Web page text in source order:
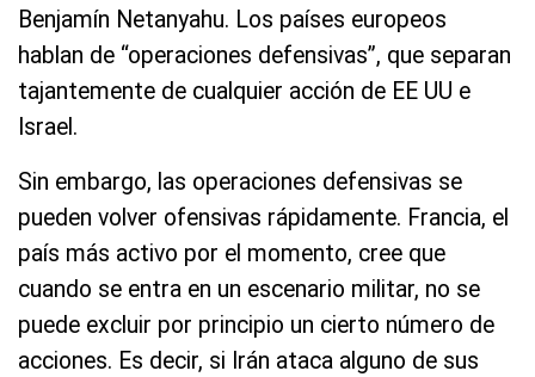
Benjamín Netanyahu. Los países europeos
hablan de “operaciones defensivas”, que separan
tajantemente de cualquier acción de EE UU e
Israel.
Sin embargo, las operaciones defensivas se
pueden volver ofensivas rápidamente. Francia, el
país más activo por el momento, cree que
cuando se entra en un escenario militar, no se
puede excluir por principio un cierto número de
acciones. Es decir, si Irán ataca alguno de sus